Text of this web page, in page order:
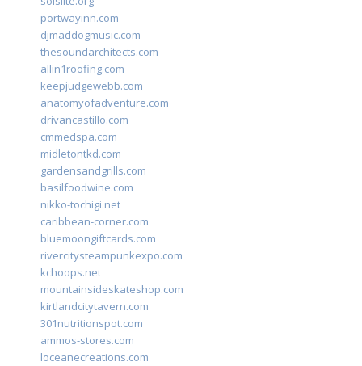
portwayinn.com
djmaddogmusic.com
thesoundarchitects.com
allin1roofing.com
keepjudgewebb.com
anatomyofadventure.com
drivancastillo.com
cmmedspa.com
midletontkd.com
gardensandgrills.com
basilfoodwine.com
nikko-tochigi.net
caribbean-corner.com
bluemoongiftcards.com
rivercitysteampunkexpo.com
kchoops.net
mountainsideskateshop.com
kirtlandcitytavern.com
301nutritionspot.com
ammos-stores.com
loceanecreations.com